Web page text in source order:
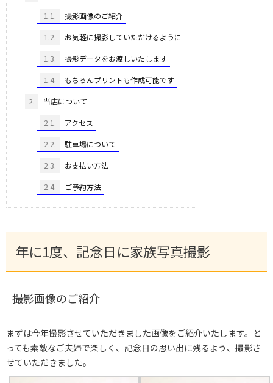
1.1. 撮影画像のご紹介
1.2. お気軽に撮影していただけるように
1.3. 撮影データをお渡しいたします
1.4. もちろんプリントも作成可能です
2. 当店について
2.1. アクセス
2.2. 駐車場について
2.3. お支払い方法
2.4. ご予約方法
年に1度、記念日に家族写真撮影
撮影画像のご紹介
まずは今年撮影させていただきました画像をご紹介いたします。と
っても素敵なご夫婦で楽しく、記念日の思い出に残るよう、撮影さ
せていただきました。